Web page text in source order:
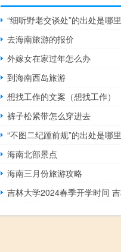
“细听野老交谈处”的出处是哪里
去海南旅游的报价
外嫁女在家过年怎么办
到海南西岛旅游
想找工作的文案（想找工作）
裤子松紧带怎么穿进去
“不图二纪踵前规”的出处是哪里
海南北部景点
海南三月份旅游攻略